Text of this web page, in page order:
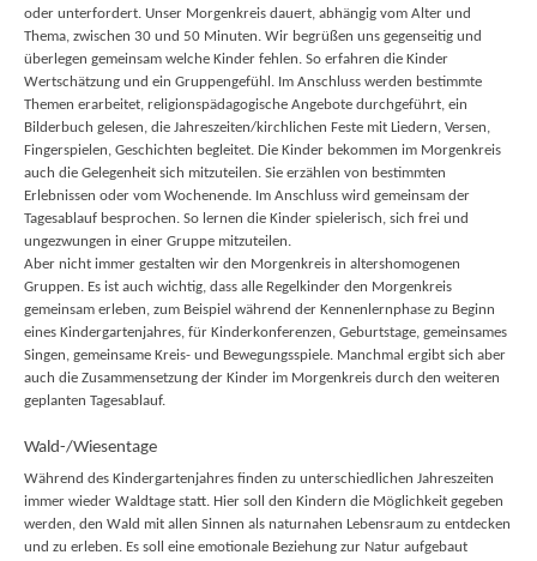
oder unterfordert. Unser Morgenkreis dauert, abhängig vom Alter und
Thema, zwischen 30 und 50 Minuten. Wir begrüßen uns gegenseitig und
überlegen gemeinsam welche Kinder fehlen. So erfahren die Kinder
Wertschätzung und ein Gruppengefühl. Im Anschluss werden bestimmte
Themen erarbeitet, religionspädagogische Angebote durchgeführt, ein
Bilderbuch gelesen, die Jahreszeiten/kirchlichen Feste mit Liedern, Versen,
Fingerspielen, Geschichten begleitet. Die Kinder bekommen im Morgenkreis
auch die Gelegenheit sich mitzuteilen. Sie erzählen von bestimmten
Erlebnissen oder vom Wochenende. Im Anschluss wird gemeinsam der
Tagesablauf besprochen. So lernen die Kinder spielerisch, sich frei und
ungezwungen in einer Gruppe mitzuteilen.
Aber nicht immer gestalten wir den Morgenkreis in altershomogenen
Gruppen. Es ist auch wichtig, dass alle Regelkinder den Morgenkreis
gemeinsam erleben, zum Beispiel während der Kennenlernphase zu Beginn
eines Kindergartenjahres, für Kinderkonferenzen, Geburtstage, gemeinsames
Singen, gemeinsame Kreis- und Bewegungsspiele. Manchmal ergibt sich aber
auch die Zusammensetzung der Kinder im Morgenkreis durch den weiteren
geplanten Tagesablauf.
Wald-/Wiesentage
Während des Kindergartenjahres finden zu unterschiedlichen Jahreszeiten
immer wieder Waldtage statt. Hier soll den Kindern die Möglichkeit gegeben
werden, den Wald mit allen Sinnen als naturnahen Lebensraum zu entdecken
und zu erleben. Es soll eine emotionale Beziehung zur Natur aufgebaut